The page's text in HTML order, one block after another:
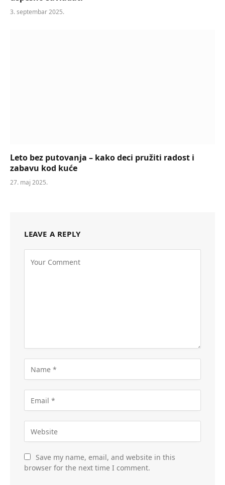
3. septembar 2025.
Leto bez putovanja – kako deci pružiti radost i
zabavu kod kuće
27. maj 2025.
LEAVE A REPLY
Save my name, email, and website in this
browser for the next time I comment.